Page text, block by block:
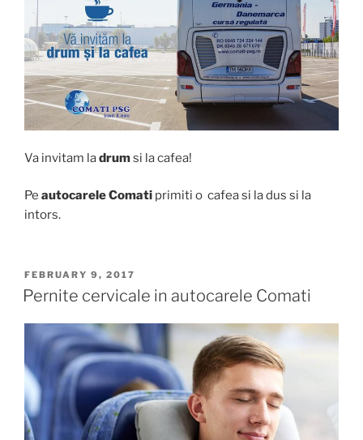
Va invitam ladrumsi la cafea!
Pe autocarele Comati primiti o cafea si la dus si la
intors.
POSTED
ON
FEBRUARY 9, 2017
Pernite cervicale in autocarele Comati